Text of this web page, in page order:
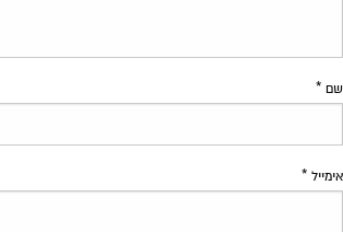
שם *
אימייל *